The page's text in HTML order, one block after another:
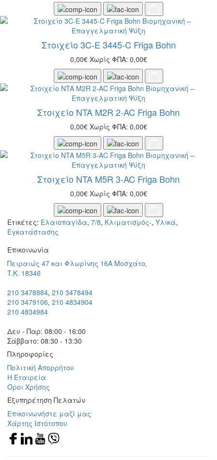
Στοιχείο 3C-Ε 3445-C Friga Bohn
0,00€ Χωρίς ΦΠΑ: 0,00€
Στοιχείο NTA M2R 2-AC Friga Bohn
0,00€ Χωρίς ΦΠΑ: 0,00€
Στοιχείο NTA M5R 3-AC Friga Bohn
0,00€ Χωρίς ΦΠΑ: 0,00€
Ετικέτες: Ελαιοπαγίδα, 7/8, Κλιματισμός-, Υλικά,
Εγκατάστασης
Eπικοινωνία
Πειραιώς 47 και Φλωρίνης 16Α Μοσχάτο,
T.K. 18346
210 3478884, 210 3478494
210 3479106, 210 4834904
210 4834984
Δευ - Παρ: 08:00 - 16:00
Σάββατο: 08:30 - 13:30
Πληροφορίες
Πολιτική Απορρήτου
Η Εταιρεία
Όροι Χρήσης
Εξυπηρέτηση Πελατών
Επικοινωνήστε μαζί μας
Χάρτης Ιστότοπου